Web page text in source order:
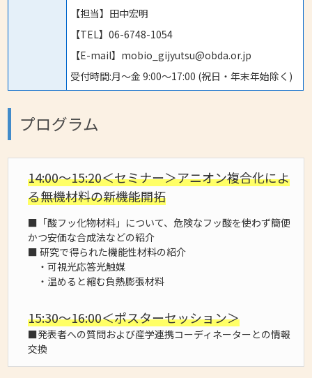
【担当】田中宏明
【TEL】06-6748-1054
【E-mail】mobio_gijyutsu@obda.or.jp
受付時間:月〜金 9:00〜17:00 (祝日・年末年始除く)
プログラム
14:00～15:20＜セミナー＞アニオン複合化によ
る無機材料の新機能開拓
■「酸フッ化物材料」について、危険なフッ酸を使わず簡便
かつ安価な合成法などの紹介
■ 研究で得られた機能性材料の紹介
・可視光応答光触媒
・温めると縮む負熱膨張材料
15:30～16:00＜ポスターセッション＞
■発表者への質問および産学連携コーディネーターとの情報
交換